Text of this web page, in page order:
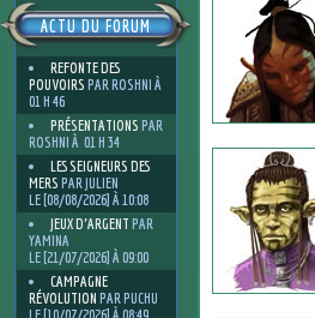
ACTU DU FORUM
REFONTE DES
POUVOIRS PAR ROSHNI À
01 H 46
PRÉSENTATIONS PAR
ROSHNI À 01 H 34
LES SEIGNEURS DES
MERS PAR JULIEN
LE [08/08/2026] À 10:08
JEUX D'ARGENT PAR
YAMINA
LE [21/07/2026] À 09:00
CAMPAGNE
RÉVOLUTION PAR PUCHU